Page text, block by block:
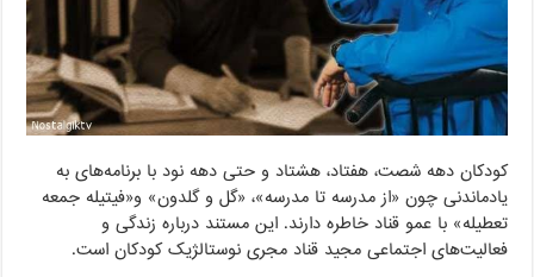
کودکان دهه شصت، هفتاد، هشتاد و حتی دهه نود با برنامه‌های به
یادماندنی چون «از مدرسه تا مدرسه»، «گل و گلدون» و«فیتیله جمعه
تعطیله» با عمو قناد خاطره دارند. این مستند درباره زندگی و
فعالیت‌های اجتماعی مجید قناد مجری نوستالژیک کودکان است.